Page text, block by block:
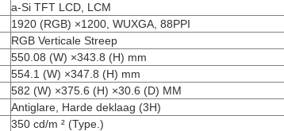
a-Si TFT LCD, LCM
1920 (RGB) ×1200, WUXGA, 88PPI
RGB Verticale Streep
550.08 (W) ×343.8 (H) mm
554.1 (W) ×347.8 (H) mm
582 (W) ×375.6 (H) ×30.6 (D) MM
Antiglare, Harde deklaag (3H)
350 cd/m ² (Type.)